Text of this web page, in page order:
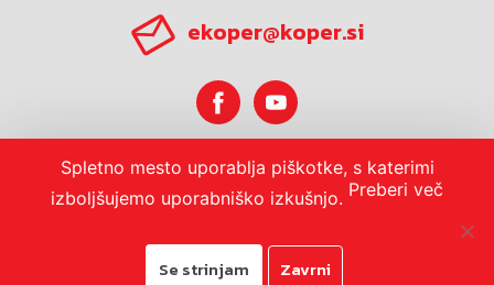
ekoper@koper.si
Horoskop
Spletno mesto uporablja piškotke, s katerimi
izboljšujemo uporabniško izkušnjo. Preberi več
Se strinjam Zavrni